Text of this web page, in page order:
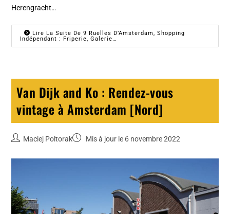
Herengracht…
Lire La Suite De 9 Ruelles D’Amsterdam, Shopping
Indépendant : Friperie, Galerie…
Van Dijk and Ko : Rendez-vous
vintage à Amsterdam [Nord]
Maciej Poltorak Mis à jour le 6 novembre 2022